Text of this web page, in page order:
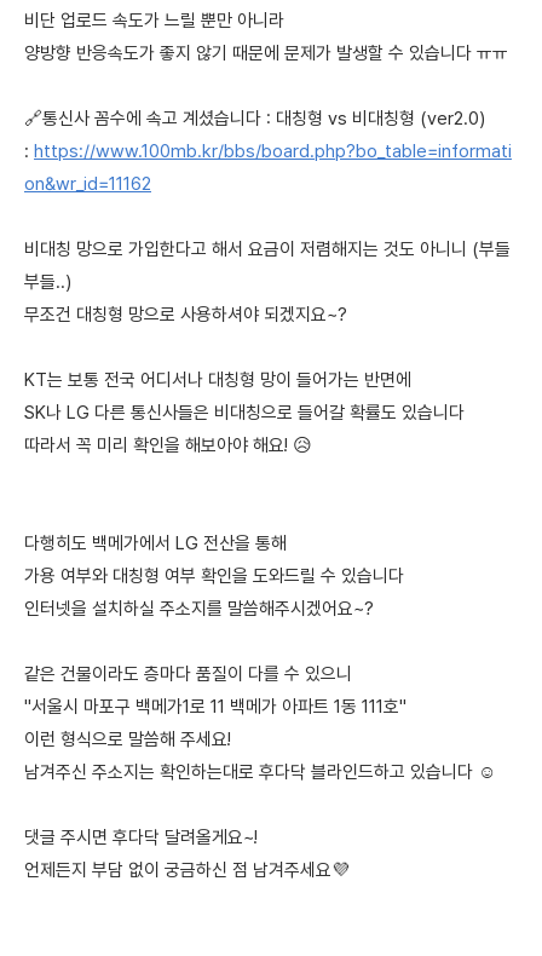
비단 업로드 속도가 느릴 뿐만 아니라
양방향 반응속도가 좋지 않기 때문에 문제가 발생할 수 있습니다 ㅠㅠ
🔗통신사 꼼수에 속고 계셨습니다 : 대칭형 vs 비대칭형 (ver2.0)
: https://www.100mb.kr/bbs/board.php?bo_table=informati
on&wr_id=11162
비대칭 망으로 가입한다고 해서 요금이 저렴해지는 것도 아니니 (부들
부들..)
무조건 대칭형 망으로 사용하셔야 되겠지요~?
KT는 보통 전국 어디서나 대칭형 망이 들어가는 반면에
SK나 LG 다른 통신사들은 비대칭으로 들어갈 확률도 있습니다
따라서 꼭 미리 확인을 해보아야 해요! 😥
다행히도 백메가에서 LG 전산을 통해
가용 여부와 대칭형 여부 확인을 도와드릴 수 있습니다
인터넷을 설치하실 주소지를 말씀해주시겠어요~?
같은 건물이라도 층마다 품질이 다를 수 있으니
"서울시 마포구 백메가1로 11 백메가 아파트 1동 111호"
이런 형식으로 말씀해 주세요!
남겨주신 주소지는 확인하는대로 후다닥 블라인드하고 있습니다 ☺️
댓글 주시면 후다닥 달려올게요~!
언제든지 부담 없이 궁금하신 점 남겨주세요💜